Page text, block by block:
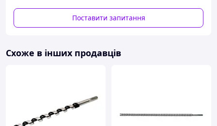
Вага
kg
Поставити запитання
Схоже в інших продавців